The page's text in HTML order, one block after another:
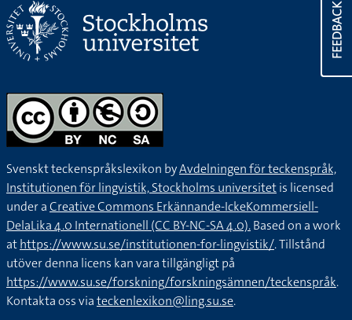
FEEDBACK
Svenskt teckenspråkslexikon byAvdelningen för teckenspråk,
Institutionen för lingvistik, Stockholms universitetis licensed
under aCreative Commons Erkännande-IckeKommersiell-
DelaLika 4.0 Internationell (CC BY-NC-SA 4.0).Based on a work
athttps://www.su.se/institutionen-for-lingvistik/. Tillstånd
utöver denna licens kan vara tillgängligt på
https://www.su.se/forskning/forskningsämnen/teckenspråk.
Kontakta oss viateckenlexikon@ling.su.se.